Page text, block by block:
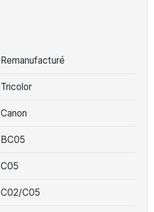
Remanufacturé
Tricolor
Canon
BC05
C05
C02/C05